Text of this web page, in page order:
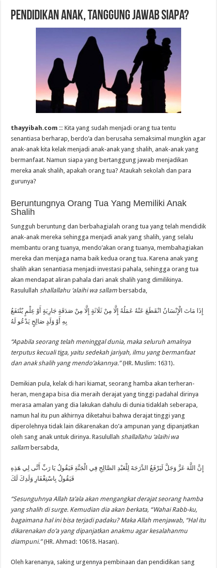
Pendidikan Anak, Tanggung Jawab Siapa?
thayyibah.com ::Kita yang sudah menjadi orang tua tentu
senantiasa berharap, berdo’a dan berusaha semaksimal mungkin agar
anak-anak kita kelak menjadi anak-anak yang shalih, anak-anak yang
bermanfaat. Namun siapa yang bertanggung jawab menjadikan
mereka anak shalih, apakah orang tua? Ataukah sekolah dan para
gurunya?
Beruntungnya Orang Tua Yang Memiliki Anak
Shalih
Sungguh beruntung dan berbahagialah orang tua yang telah mendidik
anak-anak mereka sehingga menjadi anak yang shalih, yang selalu
membantu orang tuanya, mendo’akan orang tuanya, membahagiakan
mereka dan menjaga nama baik kedua orang tua. Karena anak yang
shalih akan senantiasa menjadi investasi pahala, sehingga orang tua
akan mendapat aliran pahala dari anak shalih yang dimilikinya.
Rasulullah shallallahu ‘alaihi wa sallam bersabda,
إِذَا مَاتَ الْإِنْسَانُ انْقَطَعَ عَنْهُ عَمَلُهُ إِلَّا مِنْ ثَلَاثَةٍ إِلَّا مِنْ صَدَقَةٍ جَارِيَةٍ أَوْ عِلْمٍ يُنْتَفَعُ
بِهِ أَوْ وَلَدٍ صَالِحٍ يَدْعُو لَهُ
“Apabila seorang telah meninggal dunia, maka seluruh amalnya
terputus kecuali tiga, yaitu sedekah jariyah, ilmu yang bermanfaat
dan anak shalih yang mendo’akannya.”(HR. Muslim: 1631).
Demikian pula, kelak di hari kiamat, seorang hamba akan terheran-
heran, mengapa bisa dia meraih derajat yang tinggi padahal dirinya
merasa amalan yang dia lakukan dahulu di dunia tidaklah seberapa,
namun hal itu pun akhirnya diketahui bahwa derajat tinggi yang
diperolehnya tidak lain dikarenakan do’a ampunan yang dipanjatkan
oleh sang anak untuk dirinya. Rasulullah shallallahu ‘alaihi wa
sallam bersabda,
إِنَّ اللَّهَ عَزَّ وَجَلَّ لَيَرْفَعُ الدَّرَجَةَ لِلْعَبْدِ الصَّالِحِ فِي الْجَنَّةِ فَيَقُولُ يَا رَبِّ أَنَّى لِي هَذِهِ
فَيَقُولُ بِاسْتِغْفَارِ وَلَدِكَ لَكَ
“Sesunguhnya Allah ta’ala akan mengangkat derajat seorang hamba
yang shalih di surge. Kemudian dia akan berkata, “Wahai Rabb-ku,
bagaimana hal ini bisa terjadi padaku? Maka Allah menjawab, “Hal itu
dikarenakan do’a yang dipanjatkan anakmu agar kesalahanmu
diampuni.”(HR. Ahmad: 10618. Hasan).
Oleh karenanya, saking urgennya pembinaan dan pendidikan sang